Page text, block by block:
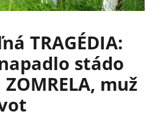
TRAGÉDIA:
stádo
muž